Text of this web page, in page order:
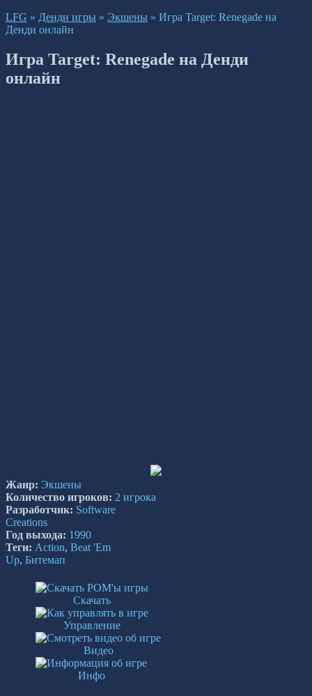
LFG » Денди игры » Экшены » Игра Target: Renegade на
Денди онлайн
Игра Target: Renegade на Денди
онлайн
Жанр: Экшены
Количество игроков: 2 игрока
Разработчик: Software
Creations
Год выхода: 1990
Теги: Action, Beat 'Em
Up, Битемап
Скачать
Управление
Видео
Инфо